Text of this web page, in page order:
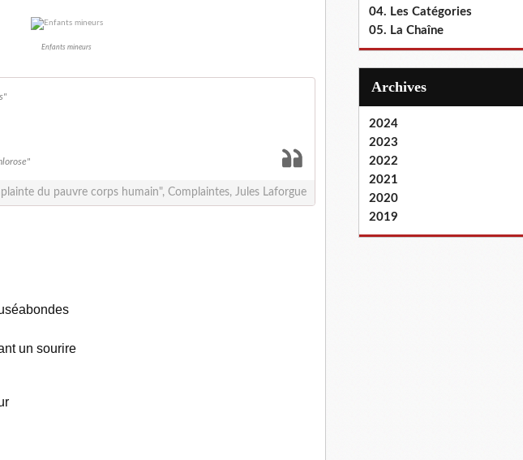
Enfants mineurs
du pauvre corps humain", Complaintes, Jules Laforgue
lieu immonde
de s'en sortir
virales et nauséabondes
un sourire
de dur labeur
une beauté
04. Les Catégories
05. La Chaîne
Archives
2024
2023
2022
2021
2020
2019